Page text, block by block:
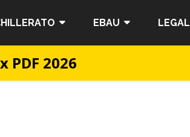
EBAU LEGAL
2026